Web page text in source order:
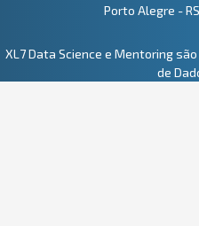
Porto Alegre -
XL7 Data Science e Mentoring
de